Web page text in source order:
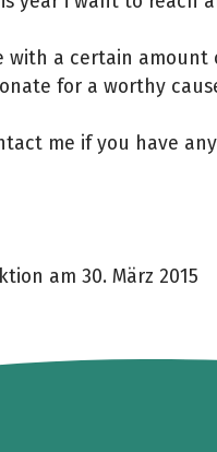
a certain amount
for a worthy
me if you have any
am 30. März 2015